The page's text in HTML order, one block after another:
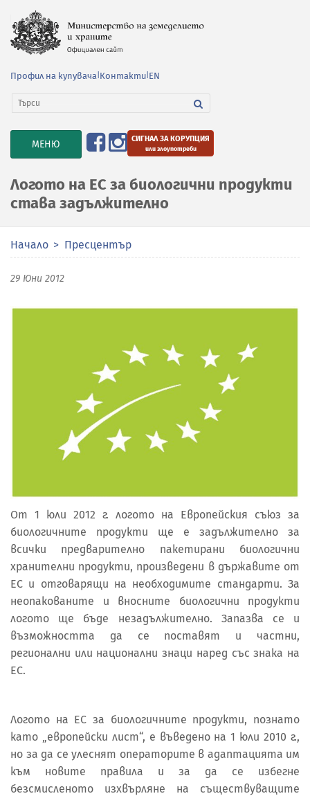
Профил на купувача Контакти EN
TOGGLE
NAVIGATION
МЕНЮ СИГНАЛ ЗА КОРУПЦИЯ
или злоупотреби
Логото на ЕС за биологични продукти
става задължително
Начало Пресцентър
29 Юни 2012
От 1 юли 2012 г. логото на Европейския съюз за
биологичните продукти ще е задължително за
всички предварително пакетирани биологични
хранителни продукти, произведени в държавите от
ЕС и отговарящи на необходимите стандарти. За
неопакованите и вносните биологични продукти
логото ще бъде незадължително. Запазва се и
възможността да се поставят и частни,
регионални или национални знаци наред със знака на
ЕС.
Логото на ЕС за биологичните продукти, познато
като „европейски лист“, е въведено на 1 юли 2010 г.,
но за да се улеснят операторите в адаптацията им
към новите правила и за да се избегне
безсмисленото изхвърляне на съществуващите